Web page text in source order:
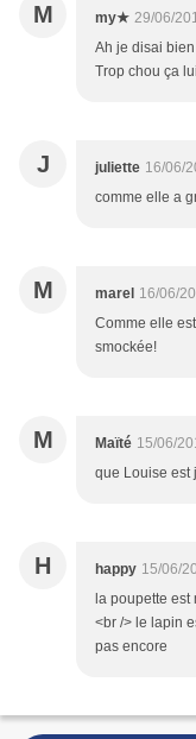
M my★ 29/06/
Ah je disai
Trop chou ça
J juliette 16/06/
comme elle a
M marel 16/06/
Comme elle
smockée!
M Maïté 15/06/
que Louise est
H happy 15/06/
la poupette
<br /> le lapin
pas encore